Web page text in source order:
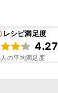
レシピ満足度
4.27
人の平均満足度